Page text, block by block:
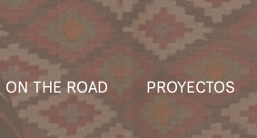
ON THE ROAD PROYECTOS